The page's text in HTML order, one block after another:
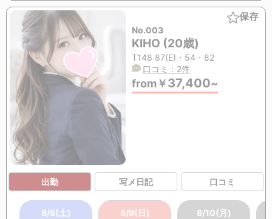
保存
No.003
KIHO (20歳)
T148 87(E)・54・82
口コミ：2件
from￥37,400~
出勤 写メ日記 口コミ
8/8(土) 8/9(日) 8/10(月)